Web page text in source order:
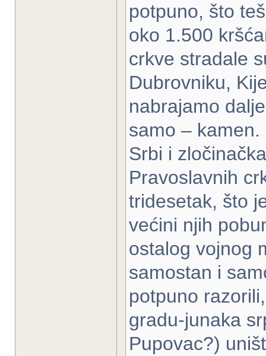
potpuno, što
oko 1.500
crkve stradale
Dubrovniku,
nabrajamo
samo –
Srbi i
Pravoslavnih
tridesetak, što
većini njih
ostalog vojnog
samostan i
potpuno
gradu-junaka
Pupovac?)